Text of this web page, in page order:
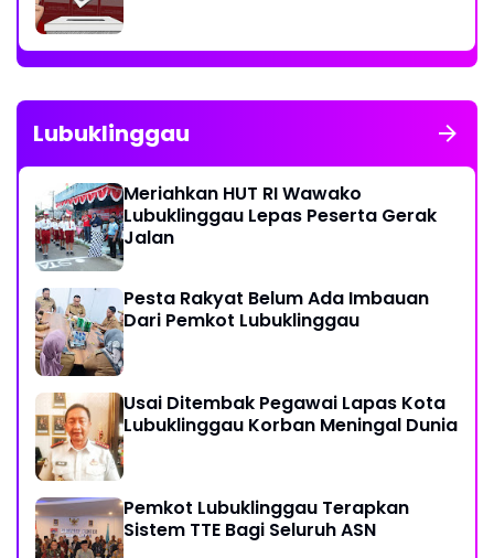
Lubuklinggau
Meriahkan HUT RI Wawako
Lubuklinggau Lepas Peserta Gerak
Jalan
Pesta Rakyat Belum Ada Imbauan
Dari Pemkot Lubuklinggau
Usai Ditembak Pegawai Lapas Kota
Lubuklinggau Korban Meningal Dunia
Pemkot Lubuklinggau Terapkan
Sistem TTE Bagi Seluruh ASN